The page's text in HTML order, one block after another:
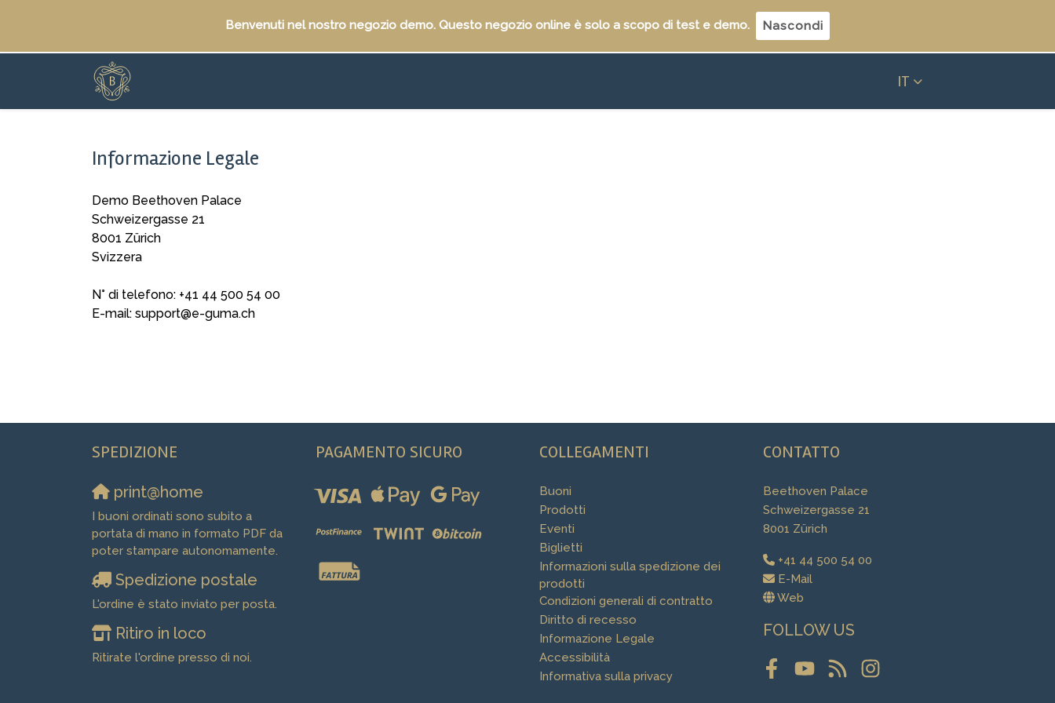
Benvenuti nel nostro negozio demo. Questo negozio online è solo a scopo di test e demo. Nascondi
IT
Informazione Legale
Demo Beethoven Palace
Schweizergasse 21
8001 Zürich
Svizzera
N° di telefono: +41 44 500 54 00
E-mail: support@e-guma.ch
SPEDIZIONE
print@home
I buoni ordinati sono subito a
portata di mano in formato PDF da
poter stampare autonomamente.
Spedizione postale
L'ordine è stato inviato per posta.
Ritiro in loco
Ritirate l'ordine presso di noi.
PAGAMENTO SICURO COLLEGAMENTI
Buoni
Prodotti
Eventi
Biglietti
Informazioni sulla spedizione dei
prodotti
Condizioni generali di contratto
Diritto di recesso
Informazione Legale
Accessibilità
Informativa sulla privacy
CONTATTO
Beethoven Palace
Schweizergasse 21
8001 Zürich
+41 44 500 54 00
E-Mail
Web
FOLLOW US
FacebookYoutube
RSS Instagram